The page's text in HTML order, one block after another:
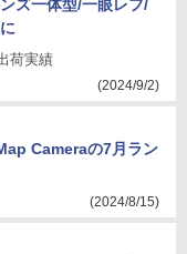
ズ一体型/一眼レフ/
荷実績
(2024/9/2)
Cameraの7月ラン
(2024/8/15)